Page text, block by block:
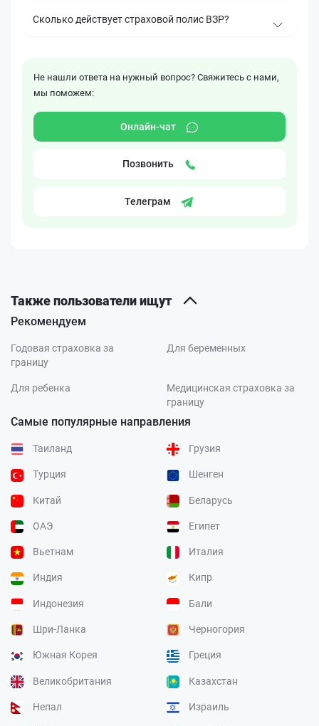
Сколько действует страховой полис ВЗР?
Не нашли ответа на нужный вопрос? Свяжитесь с нами,
мы поможем:
Онлайн-чат
Позвонить
Телеграм
Также пользователи ищут
Рекомендуем
Годовая страховка за
границу
Для беременных
Для ребенка
Медицинская страховка за
границу
Самые популярные направления
Таиланд Грузия
Турция Шенген
Китай Беларусь
ОАЭ Египет
Вьетнам Италия
Индия Кипр
Индонезия Бали
Шри-Ланка Черногория
Южная Корея Греция
Великобритания Казахстан
Непал Израиль